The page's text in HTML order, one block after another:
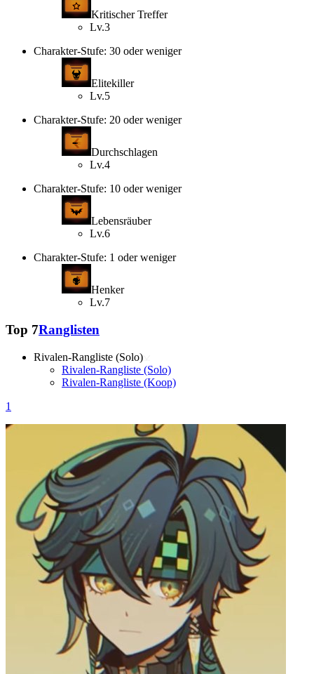
Kritischer Treffer
Lv.3
Charakter-Stufe: 30 oder weniger
Elitekiller
Lv.5
Charakter-Stufe: 20 oder weniger
Durchschlagen
Lv.4
Charakter-Stufe: 10 oder weniger
Lebensräuber
Lv.6
Charakter-Stufe: 1 oder weniger
Henker
Lv.7
Top 7Ranglisten
Rivalen-Rangliste (Solo)
Rivalen-Rangliste (Solo)
Rivalen-Rangliste (Koop)
1